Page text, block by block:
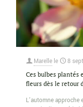
Marelle le 8
Ces bulbes plantés
fleurs dès le retour
L’automne